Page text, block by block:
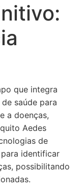
que integra
saúde para
a doenças,
Aedes
de
identificar
possibilitando